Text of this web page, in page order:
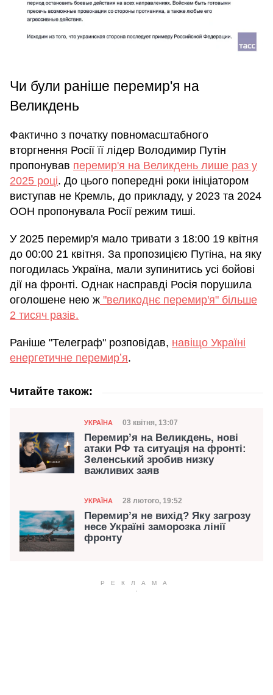
Чи були раніше перемир'я на
Великдень
Фактично з початку повномасштабного
вторгнення Росії її лідер Володимир Путін
пропонував перемир'я на Великдень лише раз у
2025 році. До цього попередні роки ініціатором
виступав не Кремль, до прикладу, у 2023 та 2024
ООН пропонувала Росії режим тиші.
У 2025 перемир'я мало тривати з 18:00 19 квітня
до 00:00 21 квітня. За пропозицією Путіна, на яку
погодилась Україна, мали зупинитись усі бойові
дії на фронті. Однак насправді Росія порушила
оголошене нею ж "великоднє перемир'я" більше
2 тисяч разів.
Раніше "Телеграф" розповідав, навіщо Україні
енергетичне перемирʼя.
Читайте також:
Категорія
УКРАЇНА Дата публікації
03 квітня, 13:07
Перемир’я на Великдень, нові
атаки РФ та ситуація на фронті:
Зеленський зробив низку
важливих заяв
Категорія
УКРАЇНА Дата публікації
28 лютого, 19:52
Перемир’я не вихід? Яку загрозу
несе Україні заморозка лінії
фронту